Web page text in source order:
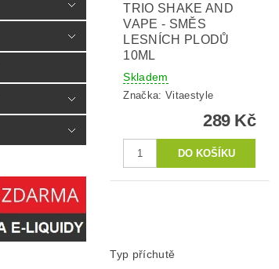
TRIO SHAKE AND
VAPE - SMĚS
LESNÍCH PLODŮ
10ML
Skladem
Značka: Vitaestyle
289 Kč
Typ příchutě